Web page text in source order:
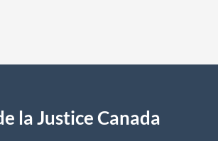
la Justice Canada